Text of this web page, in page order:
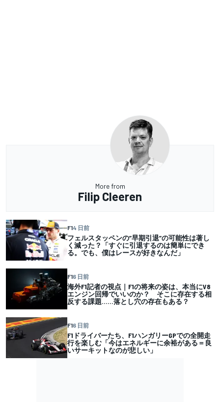
More from
Filip Cleeren
F14 日前
フェルスタッペンの”早期引退”の可能性は著し
く減った？「すぐに引退するのは簡単にでき
る。でも、僕はレースが好きなんだ」
F16 日前
海外F1記者の視点｜F1の将来の姿は、本当にV8
エンジン回帰でいいのか？ そこに存在する相
反する課題……落とし穴の存在もある？
F16 日前
F1ドライバーたち、F1ハンガリーGPでの全開走
行を楽しむ「今はエネルギーに余裕がある＝良
いサーキットなのが悲しい」